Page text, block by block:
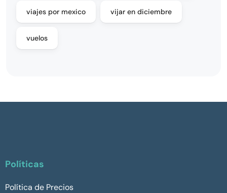
viajes por mexico vijar en diciembre
vuelos
Políticas
Política de Precios